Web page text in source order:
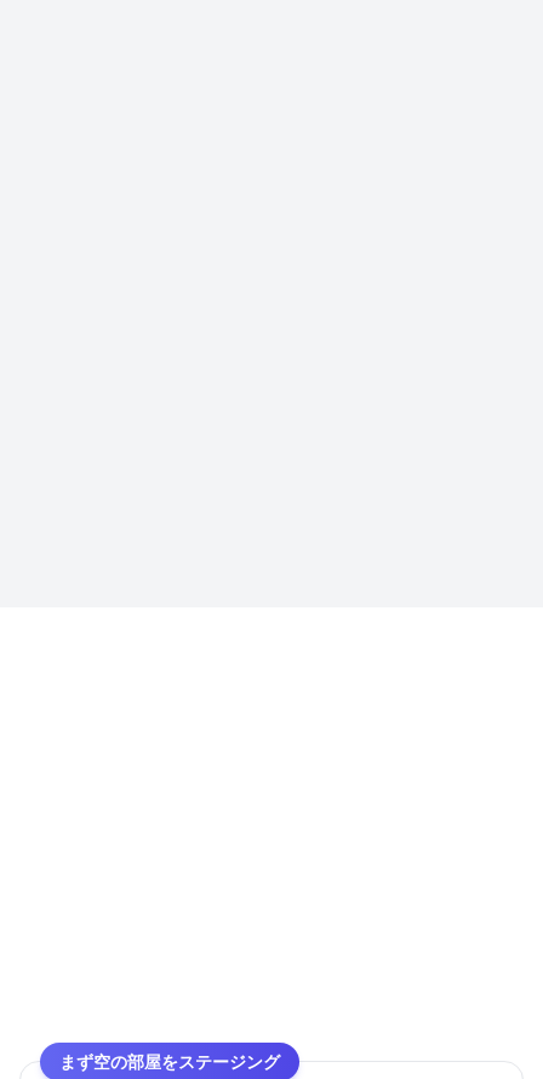
まず空の部屋をステージング